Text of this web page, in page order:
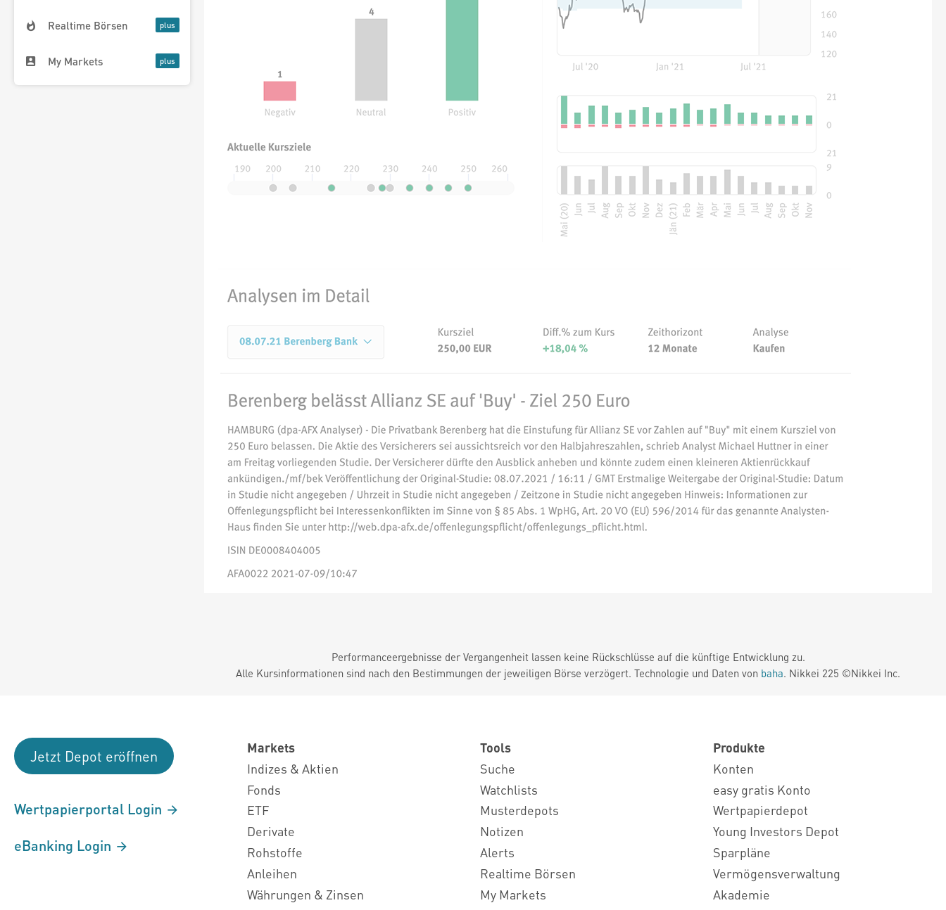
Realtime Börsen
My Markets
Performanceergebnisse der Vergangenheit lassen keine Rückschlüsse auf die künftige Entwicklung zu.
Alle Kursinformationen sind nach den Bestimmungen der jeweiligen Börse verzögert. Technologie und Daten von baha. Nikkei 225 ©Nikkei Inc.
Jetzt Depot eröffnen
Wertpapierportal Login
eBanking Login
Markets
Indizes & Aktien
Fonds
ETF
Derivate
Rohstoffe
Anleihen
Währungen & Zinsen
Tools
Suche
Watchlists
Musterdepots
Notizen
Alerts
Realtime Börsen
My Markets
Produkte
Konten
easy gratis Konto
Wertpapierdepot
Young Investors Depot
Sparpläne
Vermögensverwaltung
Akademie